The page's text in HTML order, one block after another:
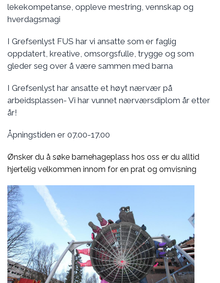
lekekompetanse, oppleve mestring, vennskap og
hverdagsmagi
I Grefsenlyst FUS har vi ansatte som er faglig
oppdatert, kreative, omsorgsfulle, trygge og som
gleder seg over å være sammen med barna
I Grefsenlyst har ansatte et høyt nærvær på
arbeidsplassen- Vi har vunnet nærværsdiplom år etter
år!
Åpningstiden er 07.00-17.00
Ønsker du å søke barnehageplass hos oss er du alltid
hjertelig velkommen innom for en prat og omvisning